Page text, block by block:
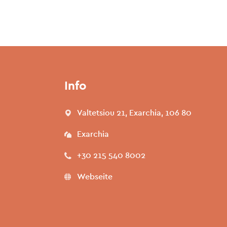
Info
Valtetsiou 21, Exarchia, 106 80
Exarchia
+30 215 540 8002
Webseite